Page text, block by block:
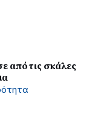
από τις σκάλες